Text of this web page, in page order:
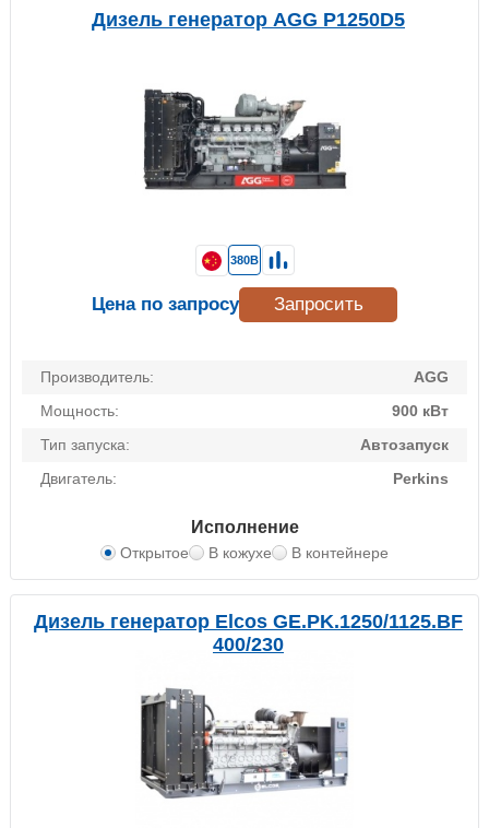
Дизель генератор AGG P1250D5
Производитель:
AGG
Мощность:
900 кВт
Тип запуска:
Автозапуск
Двигатель:
Perkins
Исполнение
Открытое В кожухе В контейнере
380В
Цена по запросу Запросить
Дизель генератор Elcos GE.PK.1250/1125.BF
400/230